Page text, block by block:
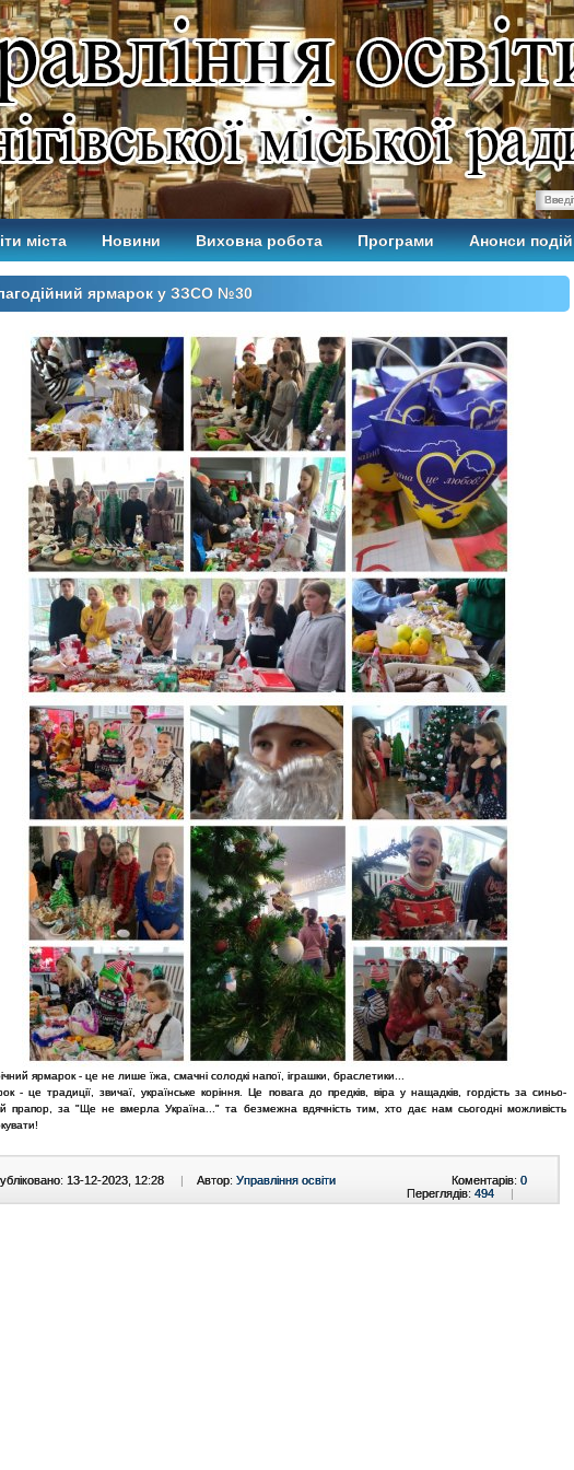
міста Новини Виховна робота Програми Анонси подій
ярмарок у ЗЗСО №30
ярмарок - це не лише їжа, смачні солодкі напої, іграшки, браслетики...
- це традиції, звичаї, українське коріння. Це повага до предків, віра у нащадків, гордість за синьо-
прапор, за "Ще не вмерла Україна..." та безмежна вдячність тим, хто дає нам сьогодні можливість
13-12-2023, 12:28 | Автор: Управління освіти Коментарів: 0
Переглядів: 494 |